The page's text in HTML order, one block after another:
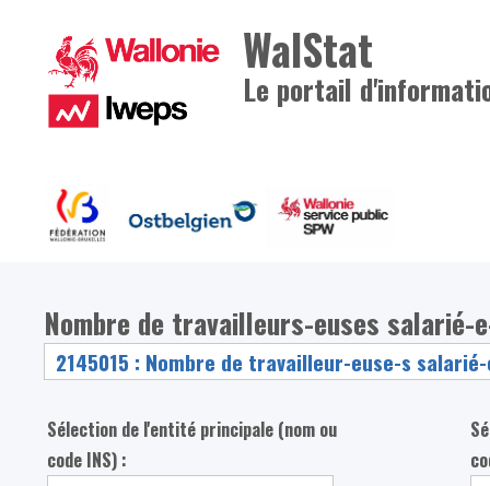
WalStat
Le portail
Nombre de travailleurs-euses
Sélection de l'entité principale (nom ou
code INS) :